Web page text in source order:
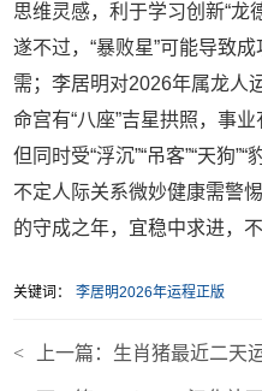
思维灵感，利于学习创新“龙
遂不过，“暴败星”可能导致成
需；李居明对2026年属龙人
命宫有“八座”吉星拱照，事
但同时受“浮沉”“吊客”“天狗
不定人际关系微妙健康需警
的守成之年，宜稳中求进，
关键词： 李居明2026年运程正版
< 上一篇： 生肖猪最近二天